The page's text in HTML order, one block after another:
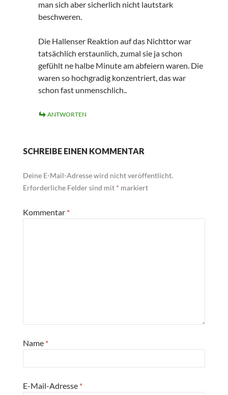
man sich aber sicherlich nicht lautstark
beschweren.
Die Hallenser Reaktion auf das Nichttor war
tatsächlich erstaunlich, zumal sie ja schon
gefühlt ne halbe Minute am abfeiern waren. Die
waren so hochgradig konzentriert, das war
schon fast unmenschlich..
ANTWORTEN
SCHREIBE EINEN KOMMENTAR
Deine E-Mail-Adresse wird nicht veröffentlicht.
Erforderliche Felder sind mit * markiert
Kommentar *
Name *
E-Mail-Adresse *